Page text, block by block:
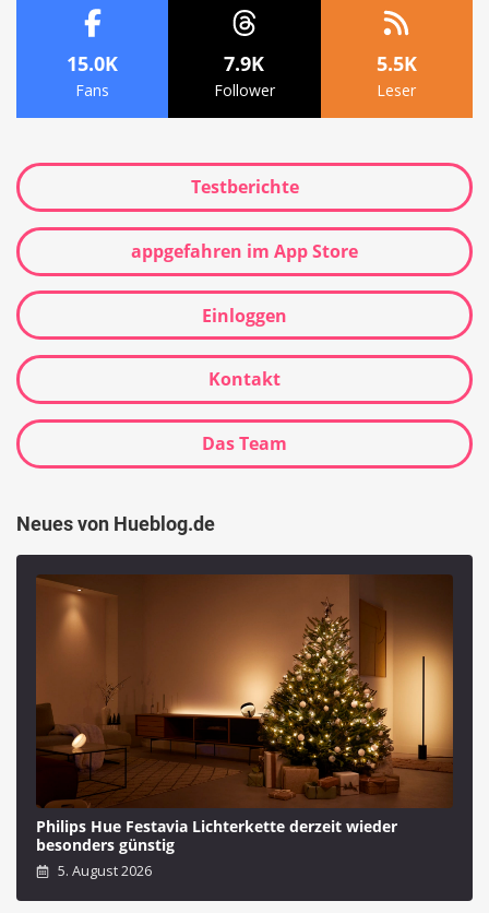
15.0K
Fans
7.9K
Follower
5.5K
Leser
Testberichte
appgefahren im App Store
Einloggen
Kontakt
Das Team
Neues von Hueblog.de
Philips Hue Festavia Lichterkette derzeit wieder
besonders günstig
5. August 2026